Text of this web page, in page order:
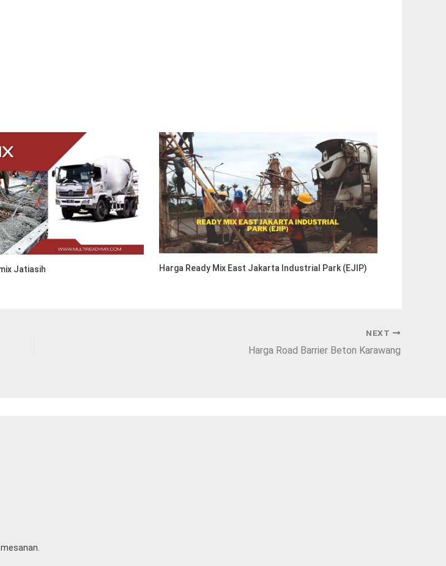
Jatiasih Harga Ready Mix East Jakarta Industrial Park (EJIP)
NEXT
Harga Road Barrier Beton Karawang